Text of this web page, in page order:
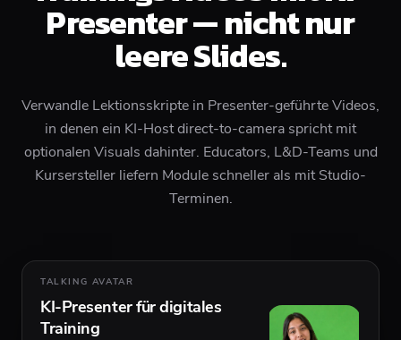
Presenter — nicht nur
leere Slides.
Verwandle Lektionsskripte in Presenter-geführte Videos,
in denen ein KI-Host direct-to-camera spricht mit
optionalen Visuals dahinter. Educators, L&D-Teams und
Kursersteller liefern Module schneller als mit Studio-
Terminen.
TALKING AVATAR
KI-Presenter für digitales
Training